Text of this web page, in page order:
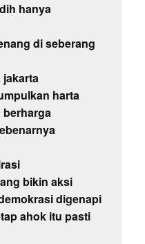
hanya
di seberang
harta
berharga
bikin aksi
digenapi
ahok itu pasti